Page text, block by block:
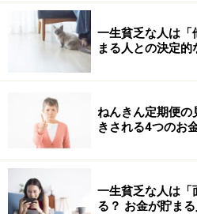
一生貧乏な人は「
まる人との決定的
ねんきん定期便の
きされる4つのお
一生貧乏な人は「
る？ お金が貯ま